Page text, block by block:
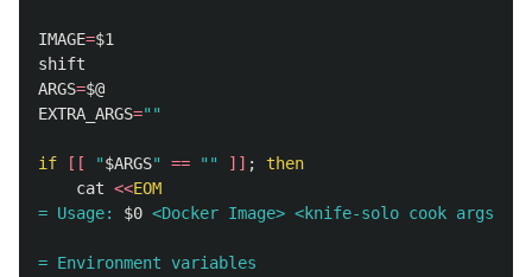
IMAGE=$1
ARGS=$@
EXTRA_ARGS=""
if [[ "$ARGS" == "" ]] ;
then
cat <<EOM
= Usage: $0 <Docker Image> <knife-solo cook args>
= Environment variables